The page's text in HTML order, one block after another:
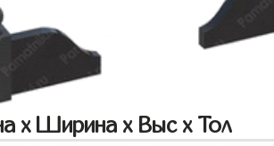
x Ширина x Выс x Тол